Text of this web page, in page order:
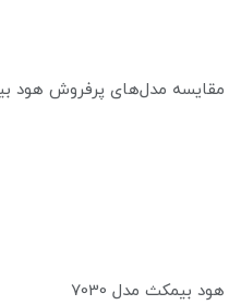
مقایسه مدل‌های پرفروش هود
هود بیمکث مدل 7030